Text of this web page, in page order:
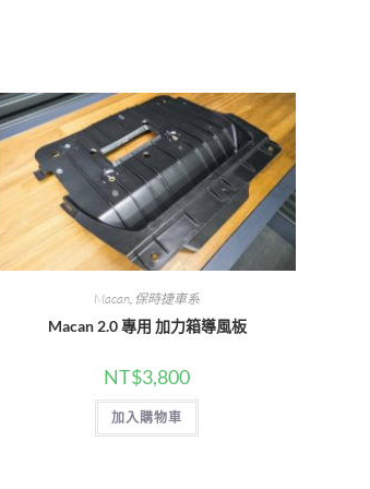
Macan 保時捷車系
Macan 2.0 專用 加力箱導風板
NT$3,800
加入購物車